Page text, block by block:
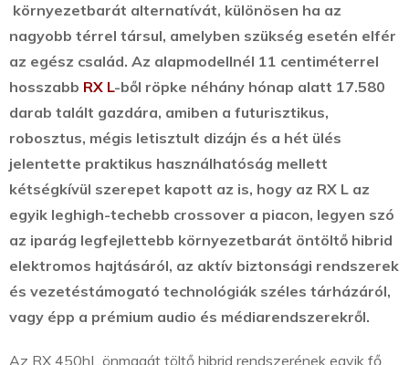
környezetbarát alternatívát, különösen ha az
nagyobb térrel társul, amelyben szükség esetén elfér
az egész család. Az alapmodellnél 11 centiméterrel
hosszabb RX L-ből röpke néhány hónap alatt 17.580
darab talált gazdára, amiben a futurisztikus,
robosztus, mégis letisztult dizájn és a hét ülés
jelentette praktikus használhatóság mellett
kétségkívül szerepet kapott az is, hogy az RX L az
egyik leghigh-techebb crossover a piacon, legyen szó
az iparág legfejlettebb környezetbarát öntöltő hibrid
elektromos hajtásáról, az aktív biztonsági rendszerek
és vezetéstámogató technológiák széles tárházáról,
vagy épp a prémium audio és médiarendszerekről.
Az RX 450hL önmagát töltő hibrid rendszerének egyik fő